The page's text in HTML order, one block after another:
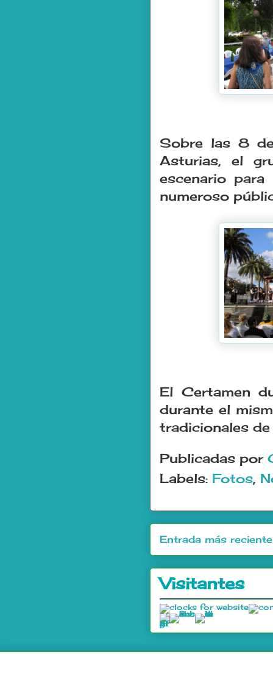
Sobre las 8
Asturias, el
escenario
numeroso
El Certamen
durante el
tradicionales
Publicadas por
Labels: Fotos,
Entrada más reciente
Visitantes